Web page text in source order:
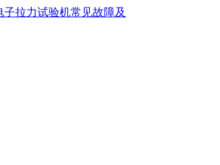
子拉力试验机常见故障及